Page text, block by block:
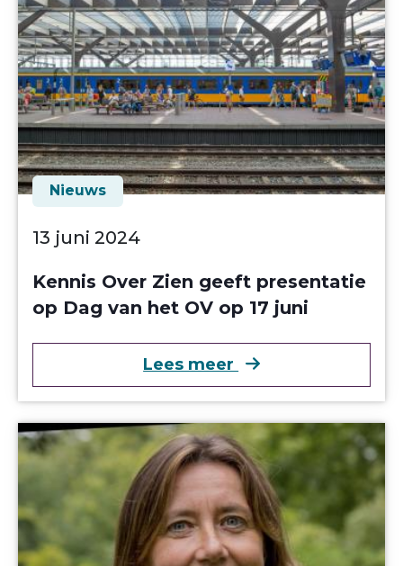
Kennis Over Zien geeft presentatie
op Dag van het OV op 17 juni
Nieuws
13 juni 2024
Lees meer over Kennis Over